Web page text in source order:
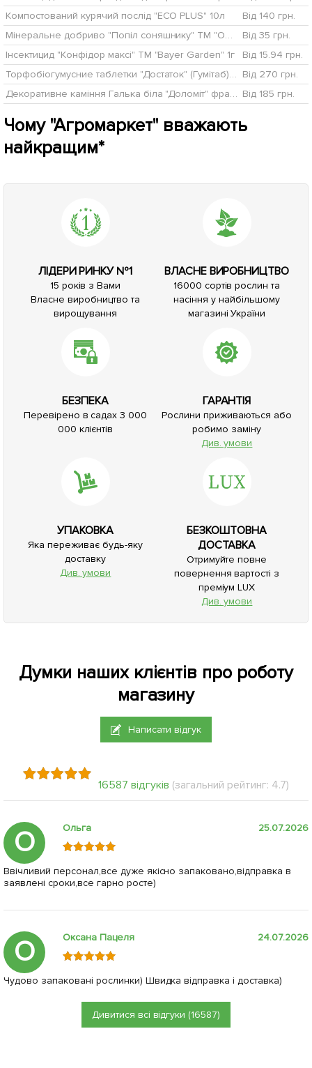
Компостований курячий послід "ECO PLUS" 10л
Від 140 грн.
Мінеральне добриво "Попіл соняшнику" ТМ "ОВИ" 1кг
Від 35 грн.
Інсектицид "Конфідор максі" ТМ "Bayer Garden" 1г
Від 15.94 грн.
Торфобіогумусние таблетки "Достаток" (Гумітаб) ТМ "Гермес" 60шт Від 270 грн.
Декоративне каміння Галька біла "Доломіт" фракция 30-40 мм 2,5 кг Від 185 грн.
Чому "Агромаркет" вважають
найкращим*
ЛІДЕРИ РИНКУ №1
15 років з Вами
Власне виробництво та
вирощування
ВЛАСНЕ ВИРОБНИЦТВО
16000 сортів рослин та
насіння у найбільшому
магазині України
БЕЗПЕКА
Перевірено в садах 3 000
000 клієнтів
ГАРАНТІЯ
Рослини приживаються або
робимо заміну
Див. умови
УПАКОВКА
Яка переживає будь-яку
доставку
Див. умови
БЕЗКОШТОВНА
ДОСТАВКА
Отримуйте повне
повернення вартості з
преміум LUX
Див. умови
Думки наших клієнтів про роботу
магазину
Написати відгук
16587 відгуків (загальний рейтинг: 4.7)
О Ольга 25.07.2026
Ввічливий персонал,все дуже якісно запаковано,відправка в
заявлені сроки,все гарно росте)
О Оксана Пацеля 24.07.2026
Чудово запаковані рослинки) Швидка відправка і доставка)
Дивитися всі відгуки (16587)